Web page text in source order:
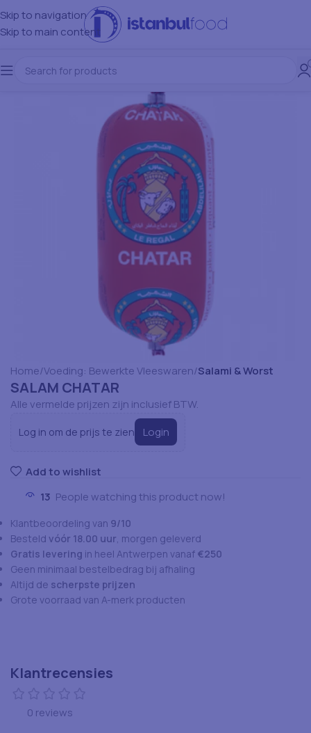
Skip to navigation
Skip to main content
Home Voeding: Bewerkte Vleeswaren Salami & Worst
SALAM CHATAR
Alle vermelde prijzen zijn inclusief BTW.
Log in om de prijs te zien Login
Add to wishlist
13 People watching this product now!
Klantbeoordeling van 9/10
Besteld vóór 18.00 uur, morgen geleverd
Gratis levering in heel Antwerpen vanaf €250
Geen minimaal bestelbedrag bij afhaling
Altijd de scherpste prijzen
Grote voorraad van A-merk producten
Klantrecensies
0 reviews